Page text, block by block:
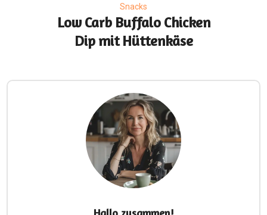
Snacks
Low Carb Buffalo Chicken
Dip mit Hüttenkäse
Hallo zusammen!